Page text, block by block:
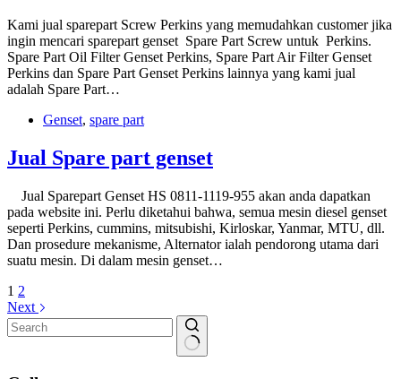
Kami jual sparepart Screw Perkins yang memudahkan customer jika
ingin mencari sparepart genset Spare Part Screw untuk Perkins.
Spare Part Oil Filter Genset Perkins, Spare Part Air Filter Genset
Perkins dan Spare Part Genset Perkins lainnya yang kami jual
adalah Spare Part…
Genset, spare part
Jual Spare part genset
Jual Sparepart Genset HS 0811-1119-955 akan anda dapatkan
pada website ini. Perlu diketahui bahwa, semua mesin diesel genset
seperti Perkins, cummins, mitsubishi, Kirloskar, Yanmar, MTU, dll.
Dan prosedure mekanisme, Alternator ialah pendorong utama dari
suatu mesin. Di dalam mesin genset…
1 2
Next